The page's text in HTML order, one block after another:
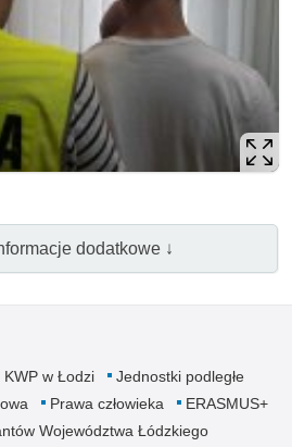
dodatkowe ↓
w Łodzi
Jednostki podległe
Prawa człowieka
ERASMUS+
Województwa Łódzkiego